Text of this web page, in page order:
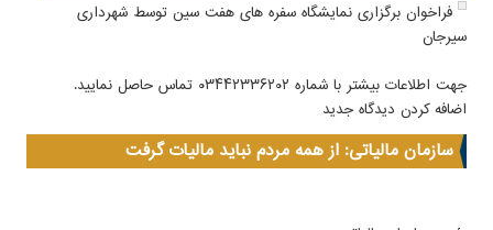
فراخوان برگزاری نمایشگاه سفره های هفت سین توسط شهرداری
سیرجان
جهت اطلاعات بیشتر با شماره ۰۳۴۴۲۳۳۶۲۰۲ تماس حاصل نمایید.
اضافه کردن دیدگاه جدید
سازمان مالیاتی: از همه مردم نباید مالیات گرفت